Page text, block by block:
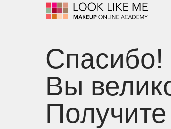
Спасибо!
Вы